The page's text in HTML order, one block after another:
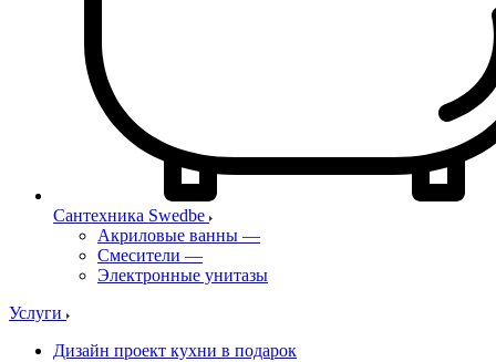
Сантехника Swedbe
Акриловые ванны —
Смесители —
Электронные унитазы
Услуги
Дизайн проект кухни в подарок